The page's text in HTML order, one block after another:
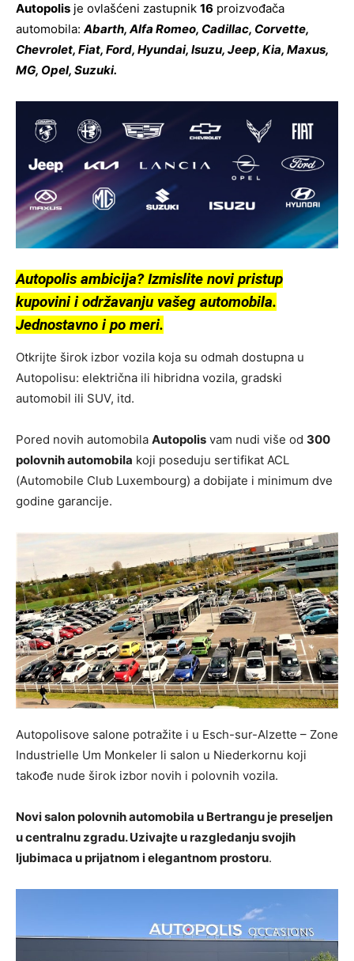
Autopolis je ovlašćeni zastupnik 16 proizvođača
automobila:Abarth, Alfa Romeo, Cadillac, Corvette,
Chevrolet, Fiat, Ford, Hyundai, Isuzu, Jeep, Kia, Maxus,
MG, Opel, Suzuki.
Autopolis ambicija? Izmislite novi pristup
kupovini i održavanju vašeg automobila.
Jednostavno i po meri.
Otkrijte širok izbor vozila koja su odmah dostupna u
Autopolisu: električna ili hibridna vozila, gradski
automobil ili SUV, itd.
Pored novih automobila Autopolis vam nudi više od 300
polovnih automobila koji poseduju sertifikat ACL
(Automobile Club Luxembourg) a dobijate i minimum dve
godine garancije.
Autopolisove salone potražite i u Esch-sur-Alzette – Zone
Industrielle Um Monkeler li salon u Niederkornu koji
takođe nude širok izbor novih i polovnih vozila.
Novi salon polovnih automobila u Bertrangu je preseljen
u centralnu zgradu. Uzivajte u razgledanju svojih
ljubimaca u prijatnom i elegantnom prostoru.